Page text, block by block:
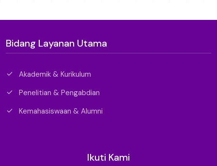
Bidang Layanan Utama
Akademik & Kurikulum
Penelitian & Pengabdian
Kemahasiswaan & Alumni
Ikuti Kami